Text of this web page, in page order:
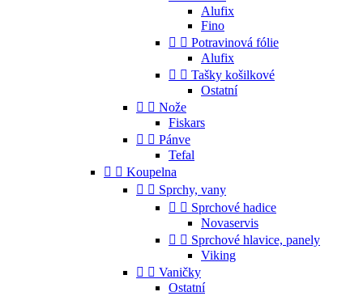
Alufix
Fino
  Potravinová fólie
Alufix
  Tašky košilkové
Ostatní
  Nože
Fiskars
  Pánve
Tefal
  Koupelna
  Sprchy, vany
  Sprchové hadice
Novaservis
  Sprchové hlavice, panely
Viking
  Vaničky
Ostatní